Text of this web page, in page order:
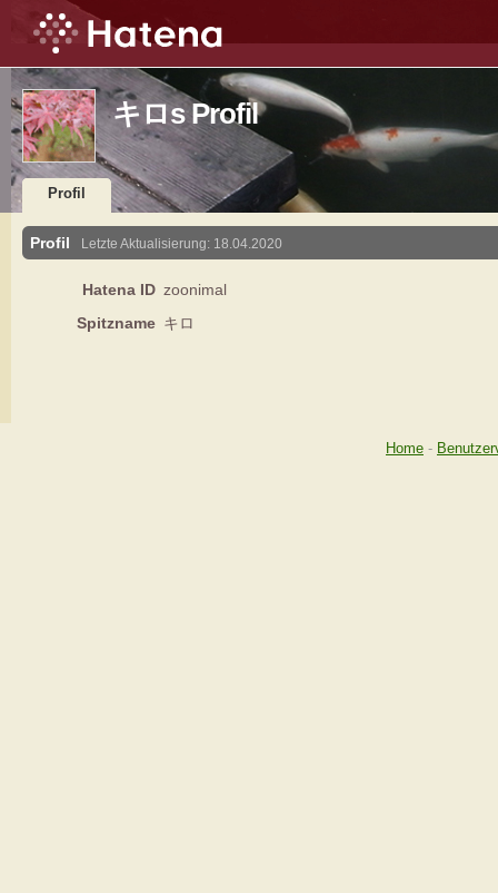
キロs Profil
Profil
Profil Letzte Aktualisierung: 18.04.2020
Hatena ID zoonimal
Spitzname キロ
Home -